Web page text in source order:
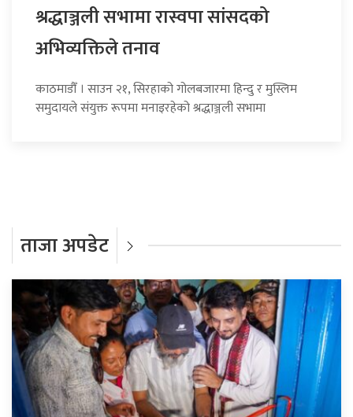
श्रद्धाञ्जली सभामा रास्वपा सांसदको
अभिव्यक्तिले तनाव
काठमाडौँ । साउन २१, सिरहाको गोलबजारमा हिन्दु र मुस्लिम
समुदायले संयुक्त रूपमा मनाइरहेको श्रद्धाञ्जली सभामा
ताजा अपडेट